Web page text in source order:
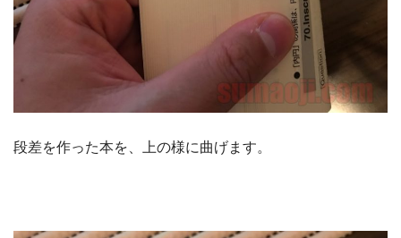
段差を作った本を、上の様に曲げます。